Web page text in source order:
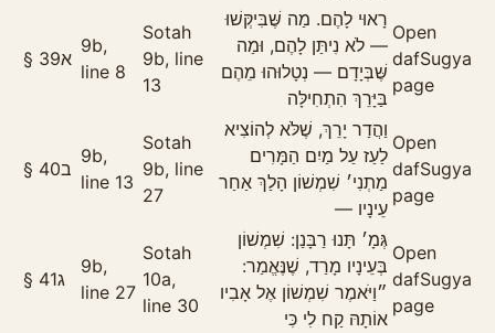
§ 39א
9b,
line 8
Sotah
9b, line
13
רָאוּי לָהֶם. מַה שֶּׁבִּיקְּשׁוּ
— לֹא נִיתַּן לָהֶם, וּמַה
שֶּׁבְּיָדָם — נְטָלוּהוּ מֵהֶם
בַּיָּרֵךְ הִתְחִילָּה
Open
dafSugya
page
§ 40ב
9b,
line 13
Sotah
9b, line
27
וַהֲדַר יָרֵךְ, שֶׁלֹּא לְהוֹצִיא
לַעַז עַל מַיִם הַמָּרִים
מַתְנִי׳ שִׁמְשׁוֹן הָלַךְ אַחַר
עֵינָיו —
Open
dafSugya
page
§ 41ג
9b,
line 27
Sotah
10a,
line 30
גְּמָ׳ תָּנוּ רַבָּנַן: שִׁמְשׁוֹן
בְּעֵינָיו מָרַד, שֶׁנֶּאֱמַר:
״וַיֹּאמֶר שִׁמְשׁוֹן אֶל אָבִיו
אוֹתָהּ קַח לִי כִּי
Open
dafSugya
page